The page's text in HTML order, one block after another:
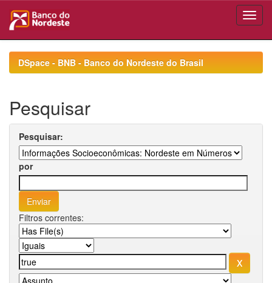
navigationDSpace - BNB - Banco do Nordeste do Brasil
Pesquisar
Pesquisar:
por
Filtros correntes: